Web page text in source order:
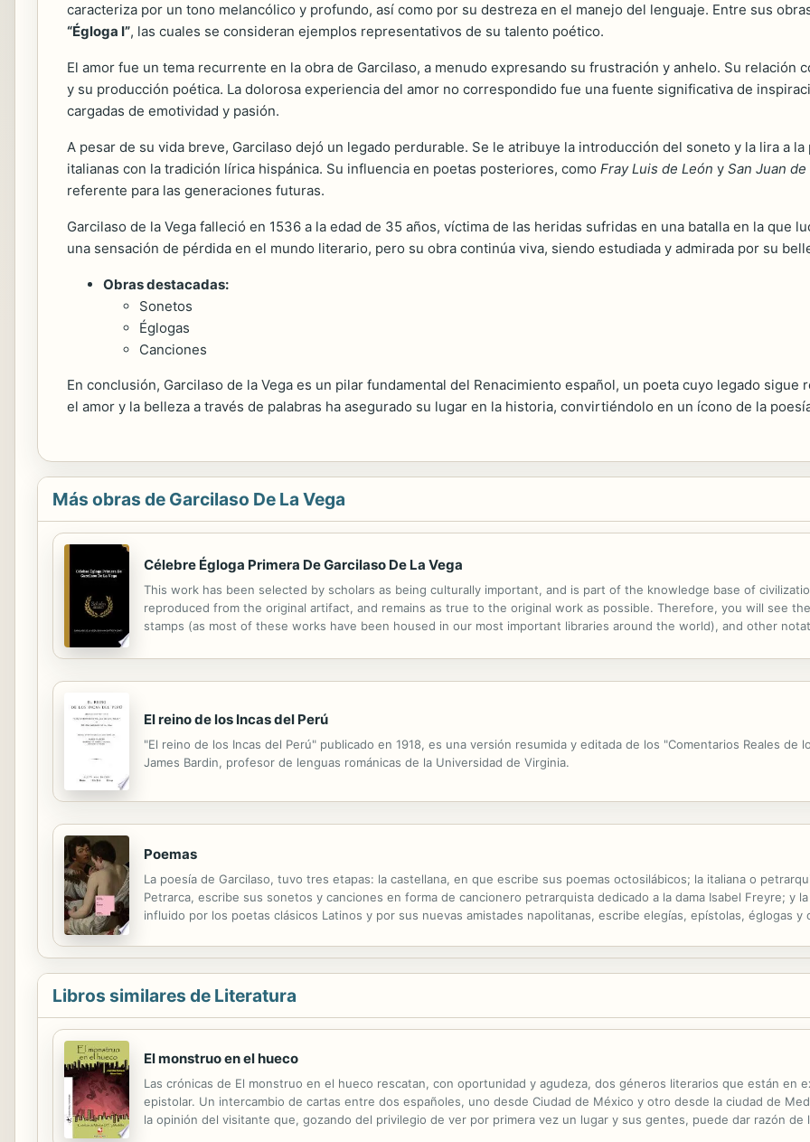
caracteriza por un tono melancólico y profundo, así como por su destreza en el manejo del lenguaje. Entre sus
“Égloga I”, las cuales se consideran ejemplos representativos de su talento poético.
El amor fue un tema recurrente en la obra de Garcilaso, a menudo expresando su frustración y anhelo. Su relación
y su producción poética. La dolorosa experiencia del amor no correspondido fue una fuente significativa de
cargadas de emotividad y pasión.
A pesar de su vida breve, Garcilaso dejó un legado perdurable. Se le atribuye la introducción del soneto y la lira a
italianas con la tradición lírica hispánica. Su influencia en poetas posteriores, como Fray Luis de León y San Juan
referente para las generaciones futuras.
Garcilaso de la Vega falleció en 1536 a la edad de 35 años, víctima de las heridas sufridas en una batalla en la que
una sensación de pérdida en el mundo literario, pero su obra continúa viva, siendo estudiada y admirada por su
Obras destacadas:
Sonetos
Églogas
Canciones
En conclusión, Garcilaso de la Vega es un pilar fundamental del Renacimiento español, un poeta cuyo legado
el amor y la belleza a través de palabras ha asegurado su lugar en la historia, convirtiéndolo en un ícono de la
Más obras de Garcilaso De La Vega
Célebre Égloga Primera De Garcilaso De La Vega
This work has been selected by scholars as being culturally important, and is part of the knowledge base of
reproduced from the original artifact, and remains as true to the original work as possible. Therefore, you will see
stamps (as most of these works have been housed in our most important libraries around the world), and other
El reino de los Incas del Perú
"El reino de los Incas del Perú" publicado en 1918, es una versión resumida y editada de los "Comentarios Reales de
James Bardin, profesor de lenguas románicas de la Universidad de Virginia.
Poemas
La poesía de Garcilaso, tuvo tres etapas: la castellana, en que escribe sus poemas octosilábicos; la italiana o
Petrarca, escribe sus sonetos y canciones en forma de cancionero petrarquista dedicado a la dama Isabel Freyre; y
influido por los poetas clásicos Latinos y por sus nuevas amistades napolitanas, escribe elegías, epístolas, églogas
Libros similares de Literatura
El monstruo en el hueco
Las crónicas de El monstruo en el hueco rescatan, con oportunidad y agudeza, dos géneros literarios que están en
epistolar. Un intercambio de cartas entre dos españoles, uno desde Ciudad de México y otro desde la ciudad de
la opinión del visitante que, gozando del privilegio de ver por primera vez un lugar y sus gentes, puede dar razón